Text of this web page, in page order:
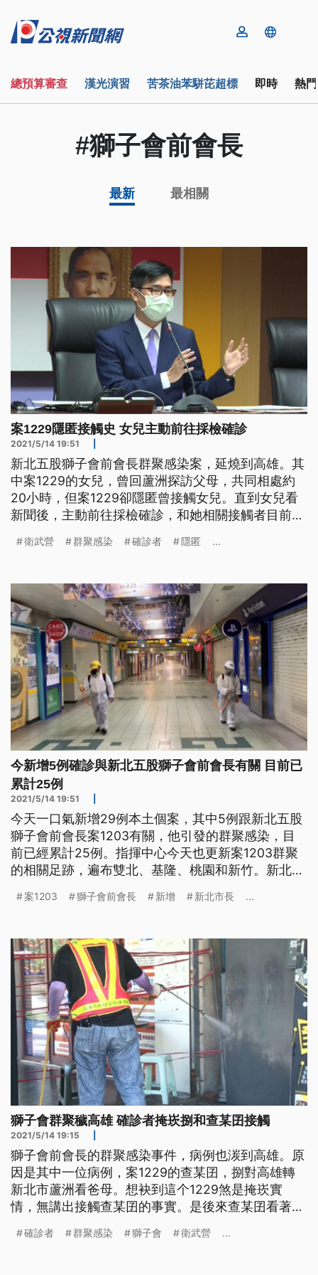
總預算審查 漢光演習 苦茶油苯駢芘超標 即時 熱
#獅子會前會長
最新 最相關
案1229隱匿接觸史 女兒主動前往採檢確診
2021/5/14 19:51
新北五股獅子會前會長群聚感染案，延燒到高雄。其
中案1229的女兒，曾回蘆洲探訪父母，共同相處約
20小時，但案1229卻隱匿曾接觸女兒。直到女兒看
新聞後，主動前往採檢確診，和她相關接觸者目前匡
國家藝術文化中心也因接觸到境外確診個案，全面消
營國家藝術文化中心，座椅、門把全面清消，同仁在
中午過後也全部下班。因為
衛武營 群聚感染 確診者 隱匿 ...
今新增5例確診與新北五股獅子會前會長有關 目前已
累計25例
2021/5/14 19:51
今天一口氣新增29例本土個案，其中5例跟新北五股
獅子會前會長案1203有關，他引發的群聚感染，目
前已經累計25例。指揮中心今天也更新案1203群聚
的相關足跡，遍布雙北、基隆、桃園和新竹。新北市
長侯友宜表示，未來將在疫情嚴重的地方，設置快篩
獅子會前會長案1203雖然沒有到過這，但與他接觸
過的獅子會朋友5月9
案1203 獅子會前會長 新增 新北市長 ...
獅子會群聚穢高雄 確診者掩崁捌和查某囝接觸
2021/5/14 19:15
獅子會前會長的群聚感染事件，病例也湠到高雄。原
因是其中一位病例，案1229的查某囝，捌對高雄轉
新北市蘆洲看爸母。想袂到這个1229煞是掩崁實
情，無講出接觸查某囝的事實。是後來查某囝看著新
者有200外人，這馬當咧追查以外，去過的所在也攏
確診者 群聚感染 獅子會 衛武營 ...